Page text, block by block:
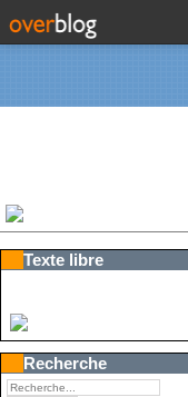
Texte libre
Recherche